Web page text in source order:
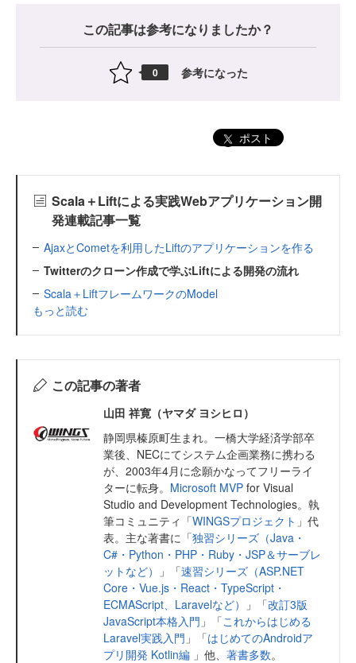
この記事は参考になりましたか？
0 参考になった
ポスト
Scala＋Liftによる実践Webアプリケーション開
発連載記事一覧
AjaxとCometを利用したLiftのアプリケーションを作る
Twitterのクローン作成で学ぶLiftによる開発の流れ
Scala＋LiftフレームワークのModel
もっと読む
この記事の著者
山田 祥寛（ヤマダ ヨシヒロ）
静岡県榛原町生まれ。一橋大学経済学部卒
業後、NECにてシステム企画業務に携わる
が、2003年4月に念願かなってフリーライ
ターに転身。 Microsoft MVP for Visual
Studio and Development Technologies。執
筆コミュニティ「WINGSプロジェクト 」代
表。主な著書に「独習シリーズ（Java・
C#・Python・PHP・Ruby・JSP＆サーブレ
ットなど）
」「速習シリーズ（ASP.NET
Core・Vue.js・React・TypeScript・
ECMAScript、Laravelなど）
」「改訂3版
JavaScript本格入門 」「これからはじめる
Laravel実践入門 」「はじめてのAndroidア
プリ開発 Kotlin編 」他、 著書多数。